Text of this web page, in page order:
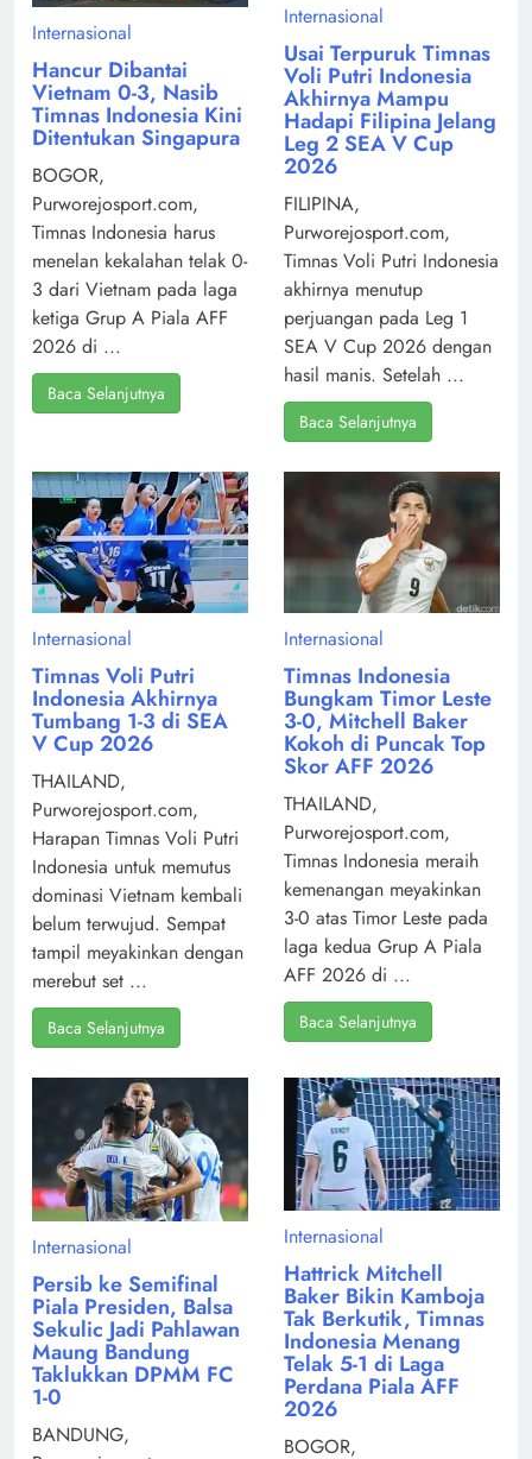
Internasional
Hancur Dibantai
Vietnam 0-3, Nasib
Timnas Indonesia Kini
Ditentukan Singapura
BOGOR,
Purworejosport.com,
Timnas Indonesia harus
menelan kekalahan telak 0-
3 dari Vietnam pada laga
ketiga Grup A Piala AFF
2026 di ...
Baca Selanjutnya
Internasional
Usai Terpuruk Timnas
Voli Putri Indonesia
Akhirnya Mampu
Hadapi Filipina Jelang
Leg 2 SEA V Cup
2026
FILIPINA,
Purworejosport.com,
Timnas Voli Putri Indonesia
akhirnya menutup
perjuangan pada Leg 1
SEA V Cup 2026 dengan
hasil manis. Setelah ...
Baca Selanjutnya
Internasional
Timnas Voli Putri
Indonesia Akhirnya
Tumbang 1-3 di SEA
V Cup 2026
THAILAND,
Purworejosport.com,
Harapan Timnas Voli Putri
Indonesia untuk memutus
dominasi Vietnam kembali
belum terwujud. Sempat
tampil meyakinkan dengan
merebut set ...
Baca Selanjutnya
Internasional
Timnas Indonesia
Bungkam Timor Leste
3-0, Mitchell Baker
Kokoh di Puncak Top
Skor AFF 2026
THAILAND,
Purworejosport.com,
Timnas Indonesia meraih
kemenangan meyakinkan
3-0 atas Timor Leste pada
laga kedua Grup A Piala
AFF 2026 di ...
Baca Selanjutnya
Internasional
Persib ke Semifinal
Piala Presiden, Balsa
Sekulic Jadi Pahlawan
Maung Bandung
Taklukkan DPMM FC
1-0
BANDUNG,
Internasional
Hattrick Mitchell
Baker Bikin Kamboja
Tak Berkutik, Timnas
Indonesia Menang
Telak 5-1 di Laga
Perdana Piala AFF
2026
BOGOR,